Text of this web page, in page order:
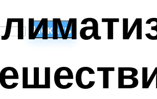
Искать
ДЕТЕЙ
ПОХУДЕНИЯ